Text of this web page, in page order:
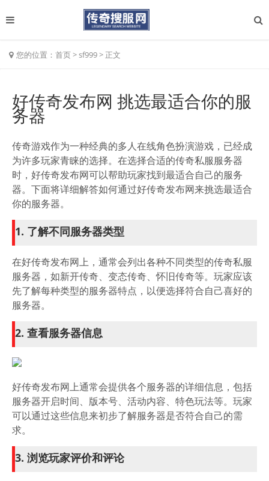
您的位置： 首页>sf999> 正文
好传奇发布网 挑选最适合你的服
务器
传奇游戏作为一种经典的多人在线角色扮演游戏，已经成
为许多玩家青睐的选择。在选择合适的传奇私服服务器
时，好传奇发布网可以帮助玩家找到最适合自己的服务
器。下面将详细解答如何通过好传奇发布网来挑选最适合
你的服务器。
1. 了解不同服务器类型
在好传奇发布网上，通常会列出各种不同类型的传奇私服
服务器，如新开传奇、变态传奇、怀旧传奇等。玩家应该
先了解每种类型的服务器特点，以便选择符合自己喜好的
服务器。
2. 查看服务器信息
好传奇发布网上通常会提供各个服务器的详细信息，包括
服务器开启时间、版本号、活动内容、特色玩法等。玩家
可以通过这些信息来初步了解服务器是否符合自己的需
求。
3. 浏览玩家评价和评论